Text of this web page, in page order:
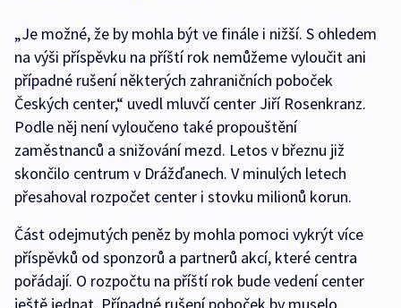
„Je možné, že by mohla být ve finále i nižší. S ohledem
na výši příspěvku na příští rok nemůžeme vyloučit ani
případné rušení některých zahraničních poboček
Českých center,“ uvedl mluvčí center Jiří Rosenkranz.
Podle něj není vyloučeno také propouštění
zaměstnanců a snižování mezd. Letos v březnu již
skončilo centrum v Drážďanech. V minulých letech
přesahoval rozpočet center i stovku milionů korun.
Část odejmutých peněz by mohla pomoci vykrýt více
příspěvků od sponzorů a partnerů akcí, které centra
pořádají. O rozpočtu na příští rok bude vedení center
ještě jednat. Případné rušení poboček by muselo